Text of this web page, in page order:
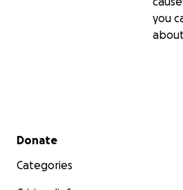
you
about
Secondary menu
Donate
Categories